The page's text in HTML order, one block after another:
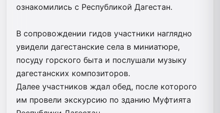
ознакомились с Республикой Дагестан.
В сопровождении гидов участники наглядно
увидели дагестанские села в миниатюре,
посуду горского быта и послушали музыку
дагестанских композиторов.
Далее участников ждал обед, после которого
им провели экскурсию по зданию Муфтията